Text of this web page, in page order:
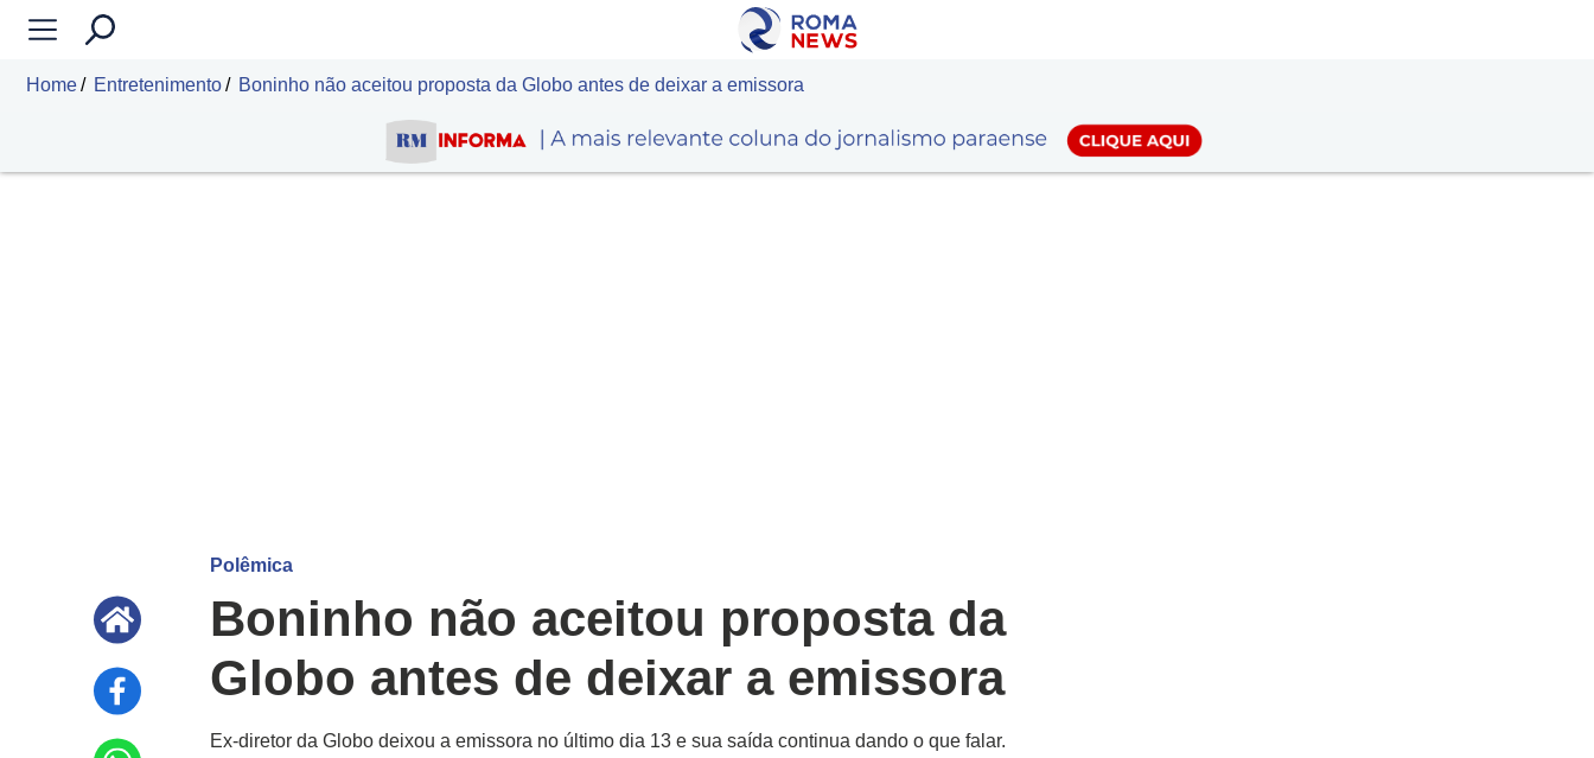
Home Entretenimento Boninho não aceitou proposta da Globo antes de deixar a emissora
Polêmica
Boninho não aceitou proposta da
Globo antes de deixar a emissora
Ex-diretor da Globo deixou a emissora no último dia 13 e sua saída continua dando o que falar.